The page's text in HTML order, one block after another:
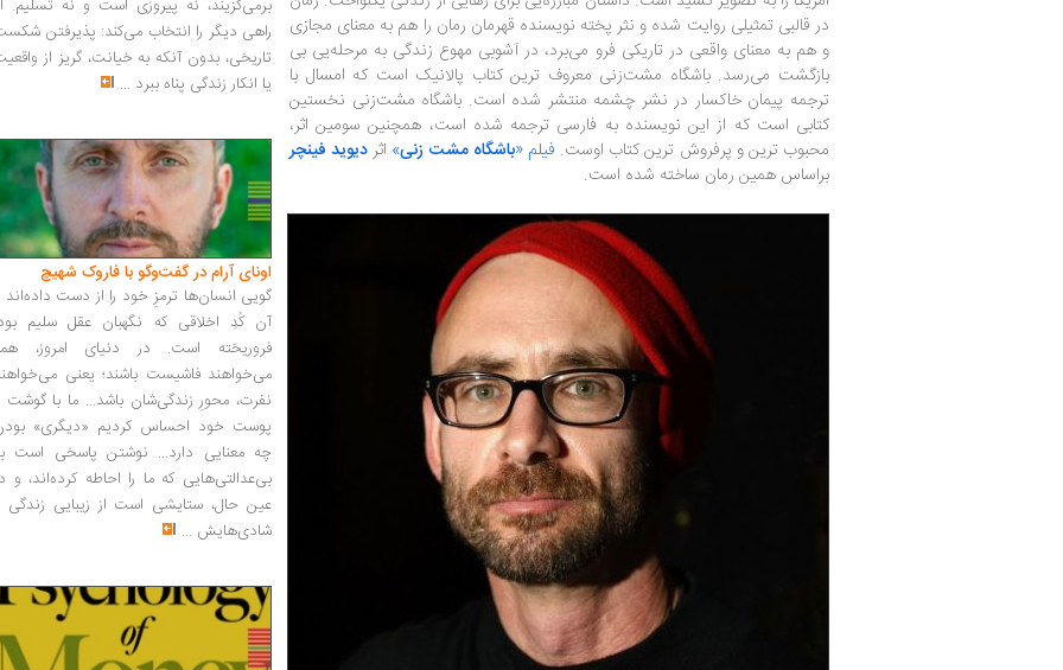
در قالبی تمثیلی روایت شده و نثر پخته نویسنده قهرمان رمان را هم به معنای مجازی
و هم به معنای واقعی در تاریکی فرو می‌برد، در آشوبی مهوع زندگی به مرحله‌یی بی
بازگشت می‌رسد. باشگاه مشت‌زنی معروف ترین کتاب پالانیک است که امسال با
ترجمه پیمان خاکسار در نشر چشمه منتشر شده است. باشگاه مشت‌زنی نخستین
کتابی است که از این نویسنده به فارسی ترجمه شده است، همچنین سومین اثر،
محبوب ترین و پرفروش ترین کتاب اوست. فیلم «باشگاه مشت زنی» اثردیوید فینچر
براساس همین رمان ساخته شده است.
برمی‌گزیند، نه پیروزی است و نه تسلیم.
راهی دیگر را انتخاب می‌کند: پذیرفتن
تاریخی، بدون آنکه به خیانت، گریز از
یا انکار زندگی پناه ببرد ...
اونای آرام در گفت‌وگو با فاروک شهیچ‭
گویی انسان‌ها ترمزِ خود را از دست داده‌اند
آن کُدِ اخلاقی که نگهبان عقل سلیم
فروریخته است. در دنیای امروز،
می‌خواهند فاشیست باشند؛ یعنی
نفرت، محورِ زندگی‌شان باشد... ما با گوشت
پوست خود احساس کردیم «دیگری»
چه معنایی دارد... نوشتن پاسخی است
بی‌عدالتی‌هایی که ما را احاطه کرده‌اند، و
عین حال، ستایشی است از زیبایی زندگی
شادی‌هایش ...